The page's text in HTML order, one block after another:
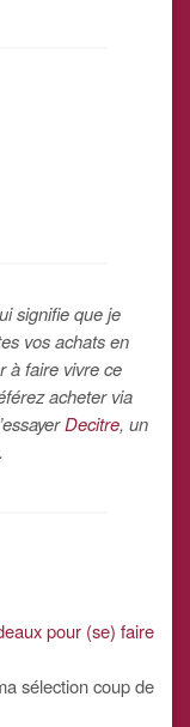
signifie que je
vos achats en
à faire vivre ce
acheter via
Decitre, un
pour (se) faire
sélection coup de